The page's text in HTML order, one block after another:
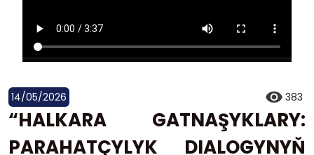
14/05/2026 383
“HALKARA GATNAŞYKLARY:
PARAHATÇYLYK DIALOGYNYŇ